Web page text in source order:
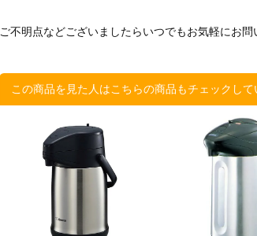
ご不明点などございましたらいつでもお気軽にお問
この商品を見た人はこちらの商品もチェックして